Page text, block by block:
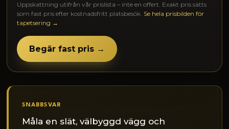
Uppskattning utifrån vår prislista – inte en offert. Exakt pris sätts
som fast pris efter kostnadsfritt platsbesök. Se hela prisbilden för
tapetsering →
Begär fast pris →
SNABBSVAR
Måla en slät, välbyggd vägg och